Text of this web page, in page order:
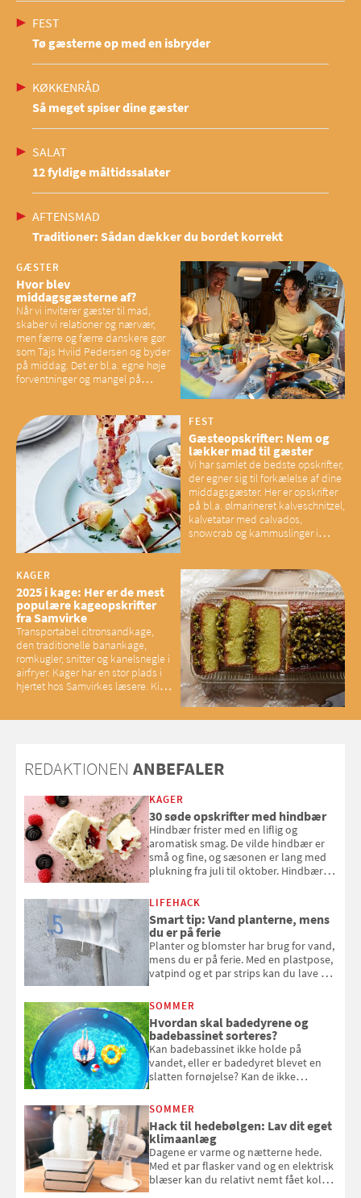
FEST
Tø gæsterne op med en isbryder
KØKKENRÅD
Så meget spiser dine gæster
SALAT
12 fyldige måltidssalater
AFTENSMAD
Traditioner: Sådan dækker du bordet korrekt
GÆSTER
Hvor blev
middagsgæsterne af?
Når vi inviterer gæster til mad,
skaber vi relationer og nærvær,
men færre og færre danskere gør
som Tajs Hviid Pedersen og byder
på middag. Det er bl.a. egne høje
forventninger og mangel på
have konsekvenser for vores
sociale fællesskaber
FEST
Gæsteopskrifter: Nem og
lækker mad til gæster
Vi har samlet de bedste opskrifter,
der egner sig til forkælelse af dine
middagsgæster. Her er opskrifter
på bl.a. ølmarineret kalveschnitzel,
kalvetatar med calvados,
snowcrab og kammuslinger i
KAGER
2025 i kage: Her er de mest
populære kageopskrifter
fra Samvirke
Transportabel citronsandkage,
den traditionelle banankage,
romkugler, snitter og kanelsnegle i
airfryer. Kager har en stor plads i
hjertet hos Samvirkes læsere. Kig
REDAKTIONEN ANBEFALER
KAGER
30 søde opskrifter med hindbær
Hindbær frister med en liflig og
aromatisk smag. De vilde hindbær er
små og fine, og sæsonen er lang med
plukning fra juli til oktober. Hindbær
kan bruge dine hindbær i alt fra
bagværk og salater til is og syltning.
LIFEHACK
Smart tip: Vand planterne, mens
du er på ferie
Planter og blomster har brug for vand,
mens du er på ferie. Med en plastpose,
vatpind og et par strips kan du lave dit
at bede naboen om at vande eller
komme hjem til døde planter
SOMMER
Hvordan skal badedyrene og
badebassinet sorteres?
Kan badebassinet ikke holde på
vandet, eller er badedyret blevet en
slatten fornøjelse? Kan de ikke
opmærksom, når du smider
badebassinet eller et badedyr ud
SOMMER
Hack til hedebølgen: Lav dit eget
klimaanlæg
Dagene er varme og nætterne hede.
Med et par flasker vand og en elektrisk
blæser kan du relativt nemt fået koldt